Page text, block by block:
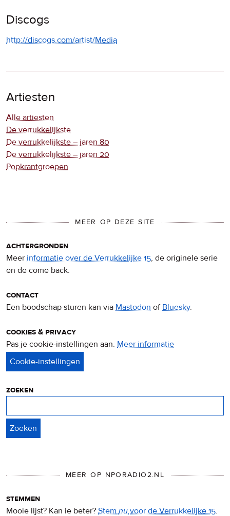
Discogs
http://discogs.com/artist/Media
Artiesten
Alle artiesten
De verrukkelijkste
De verrukkelijkste – jaren 80
De verrukkelijkste – jaren 20
Popkrantgroepen
MEER OP DEZE SITE
achtergronden
Meer informatie over de Verrukkelijke 15, de originele serie
en de come back.
contact
Een boodschap sturen kan via Mastodon ofBluesky.
cookies & privacy
Pas je cookie-instellingen aan. Meer informatie
zoeken
MEER OP NPORADIO2.NL
stemmen
Mooie lijst? Kan ie beter? Stemnuvoor de Verrukkelijke 15.